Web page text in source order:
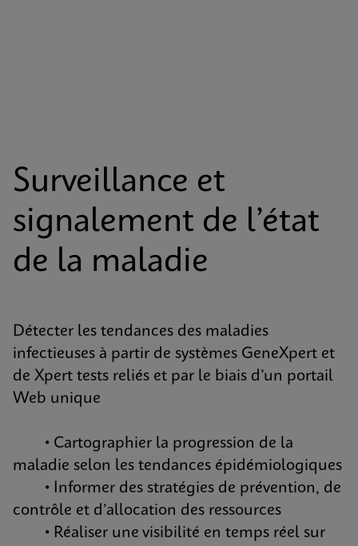
Surveillance et
signalement de l’état
de la maladie
Détecter les tendances des maladies
infectieuses à partir de systèmes GeneXpert et
de Xpert tests reliés et par le biais d’un portail
Web unique
• Cartographier la progression de la
maladie selon les tendances épidémiologiques
• Informer des stratégies de prévention, de
contrôle et d’allocation des ressources
• Réaliser une visibilité en temps réel sur